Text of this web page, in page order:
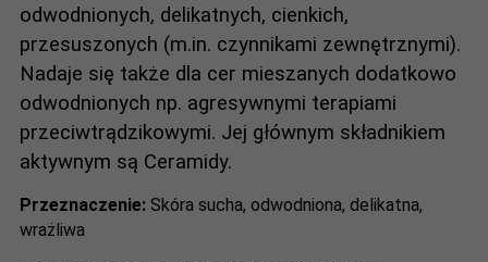
odwodnionych, delikatnych, cienkich,
przesuszonych (m.in. czynnikami zewnętrznymi).
Nadaje się także dla cer mieszanych dodatkowo
odwodnionych np. agresywnymi terapiami
przeciwtrądzikowymi. Jej głównym składnikiem
aktywnym są Ceramidy.
Przeznaczenie: Skóra sucha, odwodniona, delikatna,
wrażliwa